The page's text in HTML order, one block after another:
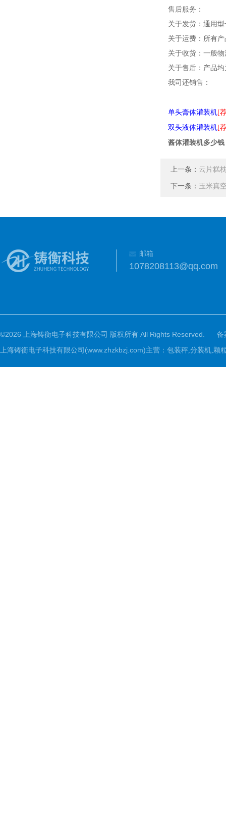
售后服务：
关于发货：通用
关于运费：所有
关于收货：一般
关于售后：产品
我司还销售：
单头膏体灌装机[
双头液体灌装机[
酱体灌装机多少钱
上一条： 云片糕
下一条： 玉米真
邮箱
1078208113@qq.com
©2026 上海铸衡电子科技有限公司 版权所有 All Rights Reserved.
备
上海铸衡电子科技有限公司(www.zhzkbzj.com)主营： 包装秤,分装机,颗